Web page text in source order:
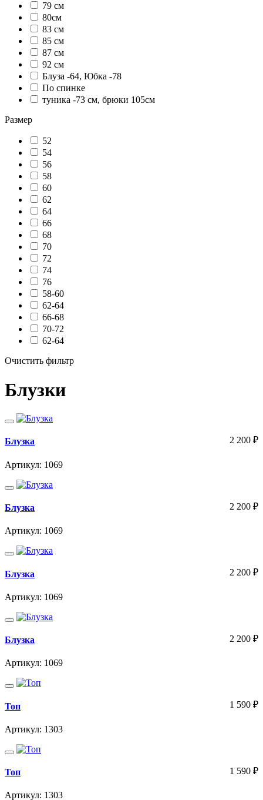
79 см
80см
83 см
85 см
87 см
92 см
Блуза -64, Юбка -78
По спинке
туника -73 см, брюки 105см
Размер
52
54
56
58
60
62
64
66
68
70
72
74
76
58-60
62-64
66-68
70-72
62-64
Очистить фильтр
Блузки
Блузка
Артикул: 1069
2 200 ₽
Блузка
Артикул: 1069
2 200 ₽
Блузка
Артикул: 1069
2 200 ₽
Блузка
Артикул: 1069
2 200 ₽
Топ
Артикул: 1303
1 590 ₽
Топ
Артикул: 1303
1 590 ₽